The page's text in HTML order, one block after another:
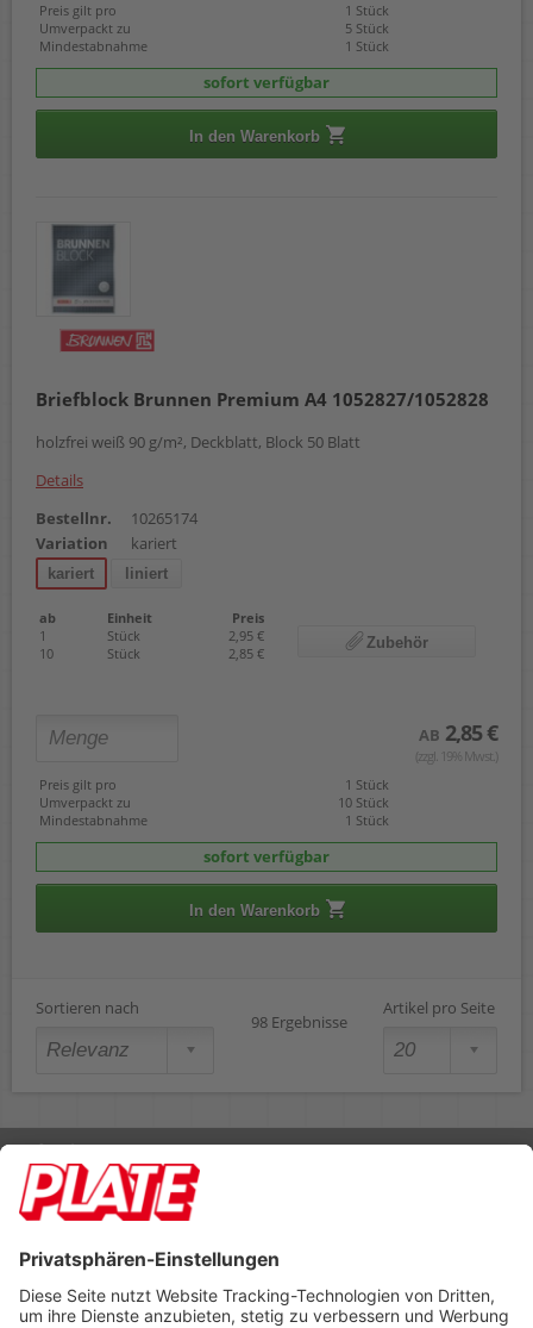
Preis gilt pro
1 Stück
Umverpackt zu
5 Stück
Mindestabnahme
1 Stück
sofort verfügbar
In den Warenkorb
Briefblock Brunnen Premium A4 1052827/1052828
holzfrei weiß 90 g/m², Deckblatt, Block 50 Blatt
Details
Bestellnr.
10265174
Variation
kariert
kariert liniert
ab Einheit
Preis
1
Stück
2,95 €
10
Stück 2,85 €
Zubehör
AB 2,85 €
(zzgl. 19% Mwst.)
Preis gilt pro
1 Stück
Umverpackt zu
10 Stück
Mindestabnahme
1 Stück
sofort verfügbar
In den Warenkorb
Sortieren nach
98 Ergebnisse
Artikel pro Seite
Rufen Sie uns an 04298 401-0
Lieferbedingungen Impressum
Footer anzeigen
PLATE Büromaterial Vertriebs GmbH